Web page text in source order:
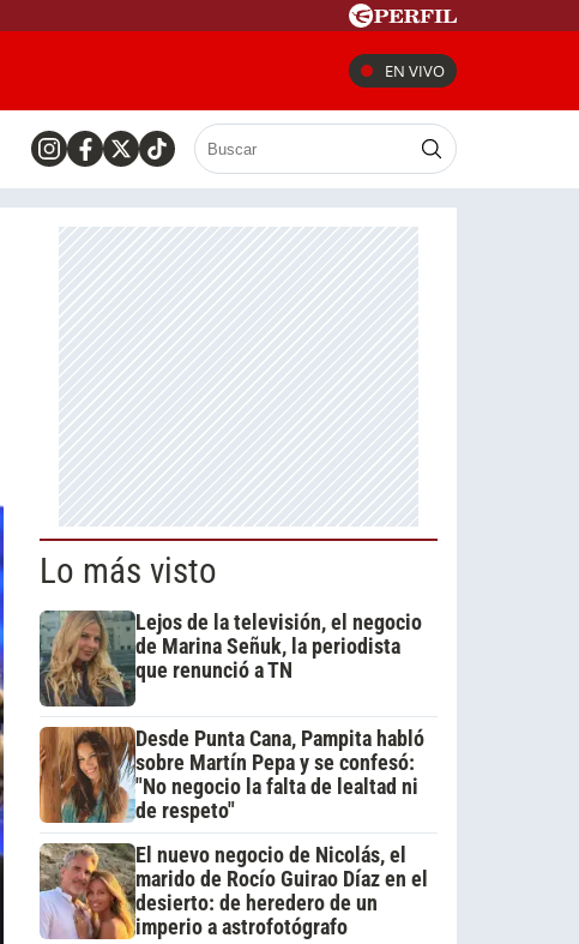
EN VIVO
Lo más visto
Lejos de la televisión, el negocio
de Marina Señuk, la periodista
que renunció a TN
Desde Punta Cana, Pampita habló
sobre Martín Pepa y se confesó:
"No negocio la falta de lealtad ni
de respeto"
El nuevo negocio de Nicolás, el
marido de Rocío Guirao Díaz en el
desierto: de heredero de un
imperio a astrofotógrafo